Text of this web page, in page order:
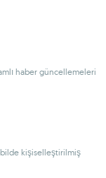
haber güncellemeleri
kişiselleştirilmiş